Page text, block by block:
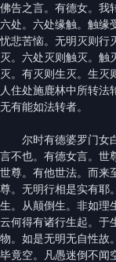
佛告之言。有德女。我
六处。六处缘触。触缘
忧悲苦恼。无明灭则行
灭。六处灭则触灭。触
灭。有灭则生灭。生灭
人住处施鹿林中所转法
无有能如法转者。
尔时有德婆罗门女白
言不也。有德女言。世
世尊。有他世法。而来
尊。无明行相是实有耶
生。从颠倒生。非如理
云何得有诸行生起。于
物。如是无明无自性故
毕竟空。凡愚迷倒不闻